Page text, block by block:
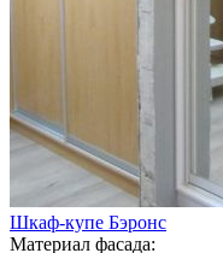
Шкаф-купе Бэронс
Материал фасада: